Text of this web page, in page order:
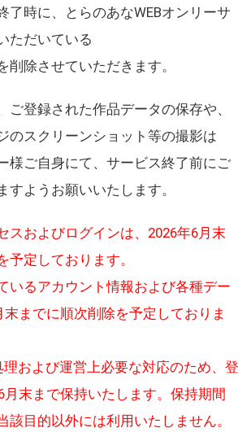
了時に、とらのあなWEBオンリーサ
ただいている
削除させていただきます。
ご登録された作品データの保存や、
のスクリーンショット等の撮影は
様ご自身にて、サービス終了前にご
すようお願いいたします。
スおよびログインは、2026年6月末
予定しております。
いるアカウント情報および各種デー
末までに順次削除を予定しておりま
および運営上必要な対応のため、登
月末まで保持いたします。保持期間
該目的以外には利用いたしません。